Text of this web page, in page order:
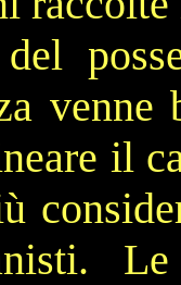
venne
il